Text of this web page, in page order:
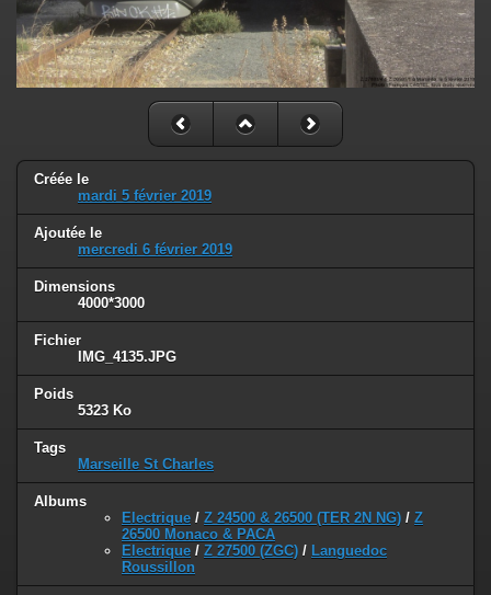
Créée le
mardi 5 février 2019
Ajoutée le
mercredi 6 février 2019
Dimensions
4000*3000
Fichier
IMG_4135.JPG
Poids
5323 Ko
Tags
Marseille St Charles
Albums
Electrique / Z 24500 & 26500 (TER 2N NG) / Z
26500 Monaco & PACA
Electrique / Z 27500 (ZGC) / Languedoc
Roussillon